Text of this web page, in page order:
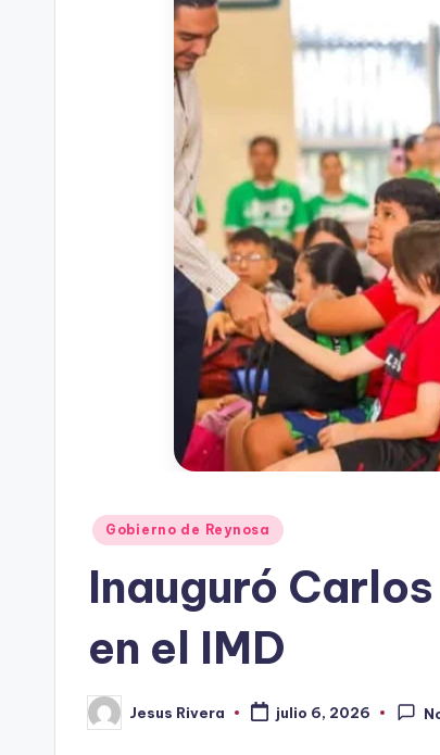
Publicado
Gobierno de Reynosa
Inauguró
en el IMD
Publicado
por
Jesus Rivera julio 6, 2026